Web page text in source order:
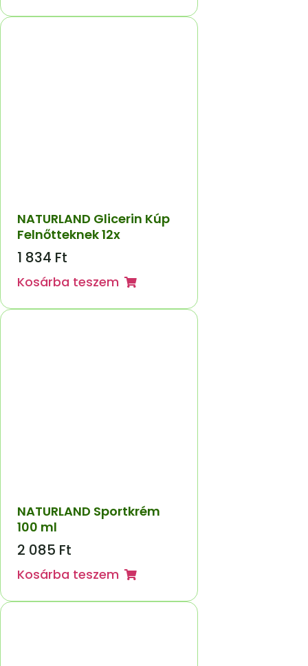
NATURLAND Glicerin Kúp
Felnőtteknek 12x
1 834 Ft
Kosárba teszem
NATURLAND Sportkrém
100 ml
2 085 Ft
Kosárba teszem